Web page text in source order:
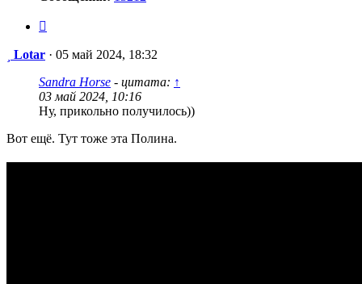
Сообщение
Lotar · 05 май 2024, 18:32
Sandra Horse - цитата: ↑
03 май 2024, 10:16
Ну, прикольно получилось))
Вот ещё. Тут тоже эта Полина.